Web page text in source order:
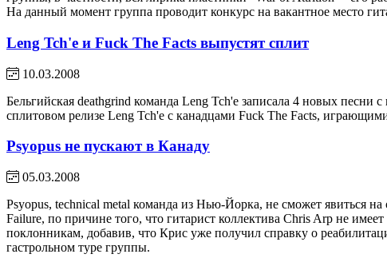
На данный момент группа проводит конкурс на вакантное место
Leng Tch'e и Fuck The Facts выпустят сплит
10.03.2008
Бельгийская deathgrind команда Leng Tch'e записала 4 новых
сплитовом релизе Leng Tch'e с канадцами Fuck The Facts,
Psyopus не пускают в Канаду
05.03.2008
Psyopus, technical metal команда из Нью-Йорка, не сможет явиться
Failure, по причине того, что гитарист коллектива Chris Arp не
поклонникам, добавив, что Крис уже получил справку о
гастрольном туре группы.